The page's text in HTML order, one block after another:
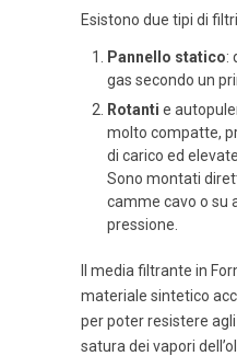
Esistono due tipi di
Pannello statico:
gas secondo un
Rotanti e
molto compatte,
di carico ed
Sono montati
camme cavo o su
pressione.
Il media filtrante in
materiale sintetico
per poter resistere
satura dei vapori